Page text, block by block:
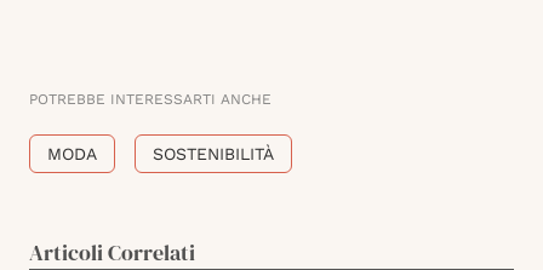
POTREBBE INTERESSARTI ANCHE
MODA SOSTENIBILITÀ
Articoli Correlati